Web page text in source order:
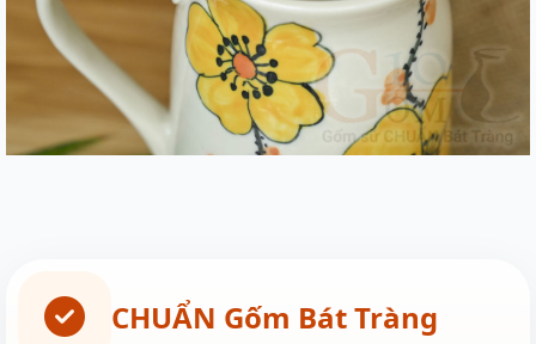
CHUẨN Gốm Bát Tràng